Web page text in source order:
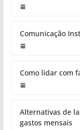
Comunicação
Como lidar com
Alternativas de
gastos mensais